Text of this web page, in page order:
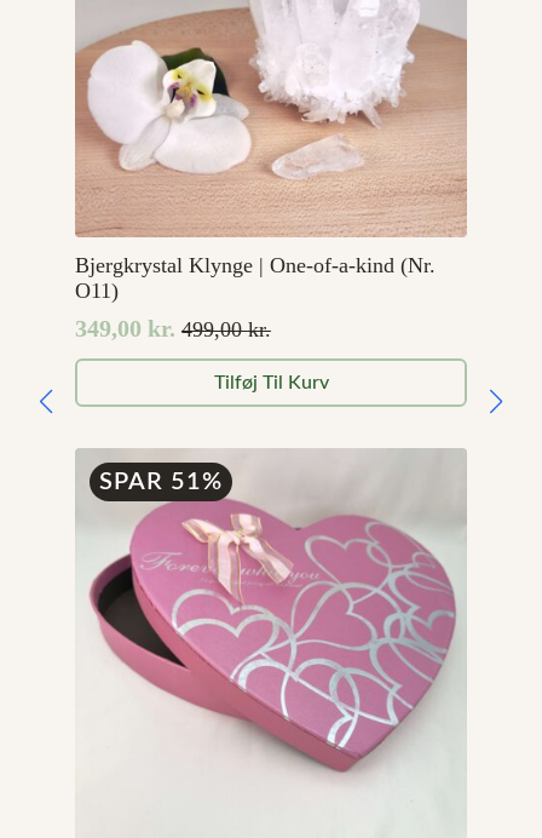
Bjergkrystal Klynge | One-of-a-kind (Nr.
O11)
499,00kr.
Den
oprindelige
pris
499,00 kr..
349,00 kr.
Den
aktuelle
pris
349,00 kr..
Tilføj Til Kurv
SPAR 51%